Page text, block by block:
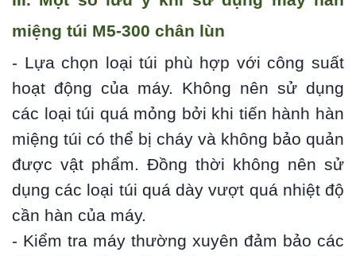
miệng túi M5-300 chân lùn
- Lựa chọn loại túi phù hợp với công suất
hoạt động của máy. Không nên sử dụng
các loại túi quá mỏng bởi khi tiến hành hàn
miệng túi có thể bị cháy và không bảo quản
được vật phẩm. Đồng thời không nên sử
dụng các loại túi quá dày vượt quá nhiệt độ
cần hàn của máy.
- Kiểm tra máy thường xuyên đảm bảo các